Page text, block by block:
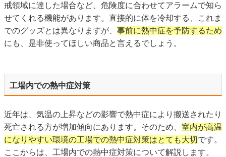
戒領域に達した場合など、危険度に合わせてアラームで知ら
せてくれる機能があります。直接的に体を冷却する、これま
でのグッズとは異なりますが、 事前に熱中症を予防するため
にも、是非使ってほしい商品と言えるでしょう。
工場内での熱中症対策
近年は、気温の上昇などの影響で熱中症により搬送されたり
死亡される方が増加傾向にあります。そのため、 室内が高温
になりやすい環境の工場での熱中症対策はとても大切です。
ここからは、工場内での熱中症対策について解説します。